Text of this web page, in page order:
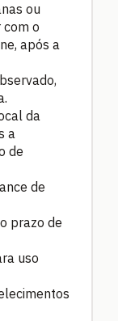
ou
o
após a
da
a
de
de
prazo de
uso